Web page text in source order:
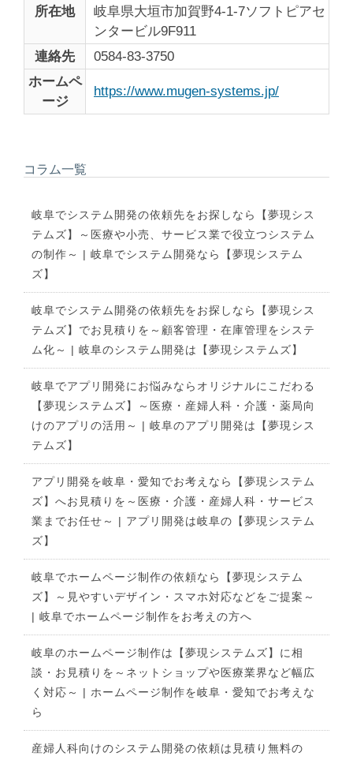
所在地
岐阜県大垣市加賀野4-1-7ソフトピアセ
ンタービル9F911
連絡先
0584-83-3750
ホームペ
ージ
https://www.mugen-systems.jp/
コラム一覧
岐阜でシステム開発の依頼先をお探しなら【夢現シス
テムズ】～医療や小売、サービス業で役立つシステム
の制作～ | 岐阜でシステム開発なら【夢現システム
ズ】
岐阜でシステム開発の依頼先をお探しなら【夢現シス
テムズ】でお見積りを～顧客管理・在庫管理をシステ
ム化～ | 岐阜のシステム開発は【夢現システムズ】
岐阜でアプリ開発にお悩みならオリジナルにこだわる
【夢現システムズ】～医療・産婦人科・介護・薬局向
けのアプリの活用～ | 岐阜のアプリ開発は【夢現シス
テムズ】
アプリ開発を岐阜・愛知でお考えなら【夢現システム
ズ】へお見積りを～医療・介護・産婦人科・サービス
業までお任せ～ | アプリ開発は岐阜の【夢現システム
ズ】
岐阜でホームページ制作の依頼なら【夢現システム
ズ】～見やすいデザイン・スマホ対応などをご提案～
| 岐阜でホームページ制作をお考えの方へ
岐阜のホームページ制作は【夢現システムズ】に相
談・お見積りを～ネットショップや医療業界など幅広
く対応～ | ホームページ制作を岐阜・愛知でお考えな
ら
産婦人科向けのシステム開発の依頼は見積り無料の